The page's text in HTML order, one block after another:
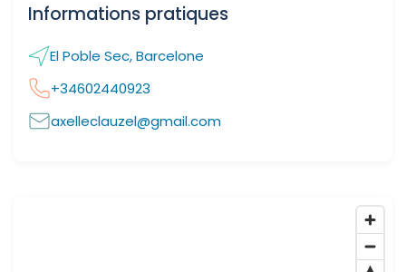
Informations pratiques
El Poble Sec, Barcelone
+34602440923
axelleclauzel@gmail.com